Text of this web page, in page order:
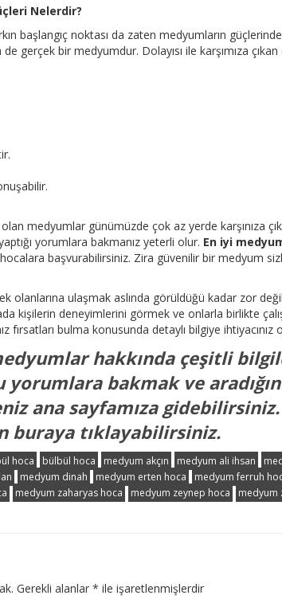
Nelerdir?
başlangıç noktası da zaten medyumların
gerçek bir medyumdur. Dolayısı ile karşımıza
medyumlar günümüzde çok az yerde karşınıza
yorumlara bakmanız yeterli olur. En iyi
başvurabilirsiniz. Zira güvenilir bir medyum
olanlarına ulaşmak aslında görüldüğü kadar zor
kişilerin deneyimlerini görmek ve onlarla birlikte
fırsatları bulma konusunda detaylı bilgiye ihtiyacınız
hakkında çeşitli
yorumlara bakmak ve
ana sayfamıza
buraya tıklayabilirsiniz.
hoca bülbül hoca medyum akçın medyum ali ihsan
medyum dinah medyum erten hoca medyum ferruh
medyum zaharyas hoca medyum zeynep hoca medyum
Gerekli alanlar * ile işaretlenmişlerdir